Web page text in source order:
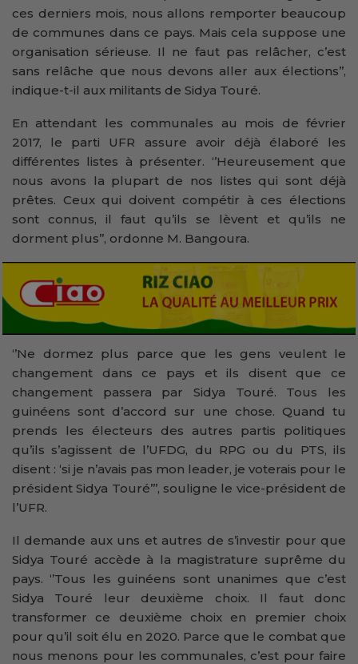
ces derniers mois, nous allons remporter beaucoup
de communes dans ce pays. Mais cela suppose une
organisation sérieuse. Il ne faut pas relâcher, c’est
sans relâche que nous devons aller aux élections’’,
indique-t-il aux militants de Sidya Touré.
En attendant les communales au mois de février
2017, le parti UFR assure avoir déjà élaboré les
différentes listes à présenter. ‘’Heureusement que
nous avons la plupart de nos listes qui sont déjà
prêtes. Ceux qui doivent compétir à ces élections
sont connus, il faut qu’ils se lèvent et qu’ils ne
dorment plus’’, ordonne M. Bangoura.
‘’Ne dormez plus parce que les gens veulent le
changement dans ce pays et ils disent que ce
changement passera par Sidya Touré. Tous les
guinéens sont d’accord sur une chose. Quand tu
prends les électeurs des autres partis politiques
qu’ils s’agissent de l’UFDG, du RPG ou du PTS, ils
disent : ‘si je n’avais pas mon leader, je voterais pour le
président Sidya Touré’’’, souligne le vice-président de
l’UFR.
Il demande aux uns et autres de s’investir pour que
Sidya Touré accède à la magistrature suprême du
pays. ‘’Tous les guinéens sont unanimes que c’est
Sidya Touré leur deuxième choix. Il faut donc
transformer ce deuxième choix en premier choix
pour qu’il soit élu en 2020. Parce que le combat que
nous menons pour les communales, c’est pour faire